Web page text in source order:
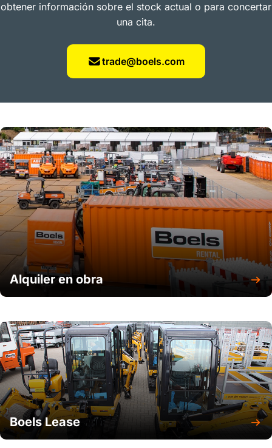
obtener información sobre el stock actual o para concertar
una cita.
trade@boels.com
Alquiler en obra
Boels Lease